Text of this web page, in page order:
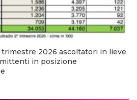
trimestre 2026 ascoltatori in lieve
in posizione